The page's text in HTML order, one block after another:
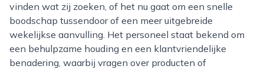
vinden wat zij zoeken, of het nu gaat om een snelle
boodschap tussendoor of een meer uitgebreide
wekelijkse aanvulling. Het personeel staat bekend om
een behulpzame houding en een klantvriendelijke
benadering, waarbij vragen over producten of